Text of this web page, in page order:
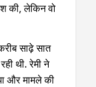
की, लेकिन वो
साढ़े सात
थी. रेमी ने
और मामले की